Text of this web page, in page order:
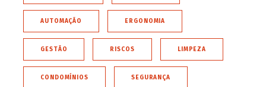
AUTOMAÇÃO ERGONOMIA
GESTÃO RISCOS LIMPEZA
CONDOMÍNIOS SEGURANÇA